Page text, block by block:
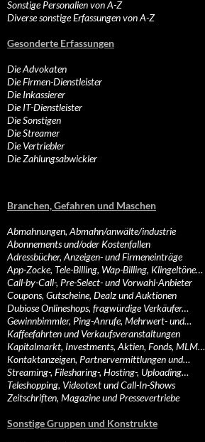
Sonstige Personalien von A-Z
Diverse sonstige Erfassungen von A-Z
Gesonderte Erfassungen
Die Advokaten
Die Firmen-Dienstleister
Die Inkassierer
Die IT-Dienstleister
Die Sonstigen
Die Streamer
Die Vertriebler
Die Zahlungsabwickler
Branchen, Gefahren und Maschen
Abmahnungen, Abmahn/anwälte/industrie
Abonnements und/oder Kostenfallen
Adressbücher, Anzeigen- und Firmeneinträge
App-Zocke, Tele-Billing, Wap-Billing, Klingeltöne…
Call-by-Call-, Pre-Select- und Vorwahl-Anbieter
Coupons, Gutscheine, Dealz und Auktionen
Dubiose Onlineshops, fragwürdige Verkäufer…
Gewinnbimmler, Ping-Anrufe, Mehrwert- und…
Kaffeefahrten und Verkaufsveranstaltungen
Kapitalmarkt, Investments, Aktien, Fonds, MLM…
Kontaktanzeigen, Partnervermittlungen und…
Streaming-, Filesharing-, Hosting-, Uploading…
Teleshopping, Videotext und Call-In-Shows
Zeitschriften, Magazine und Pressevertriebe
Sonstige Gruppen und Konstrukte